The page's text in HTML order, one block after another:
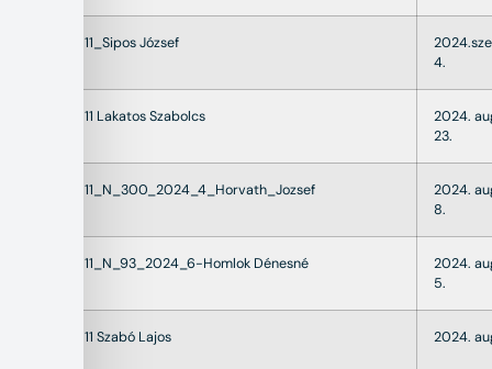
22011_Sipos József
4.
22011 Lakatos Szabolcs
2024.
23.
22011_N_300_2024_4_Horvath_Jozsef
2024.
8.
22011_N_93_2024_6-Homlok Dénesné
2024.
5.
22011 Szabó Lajos 2024.